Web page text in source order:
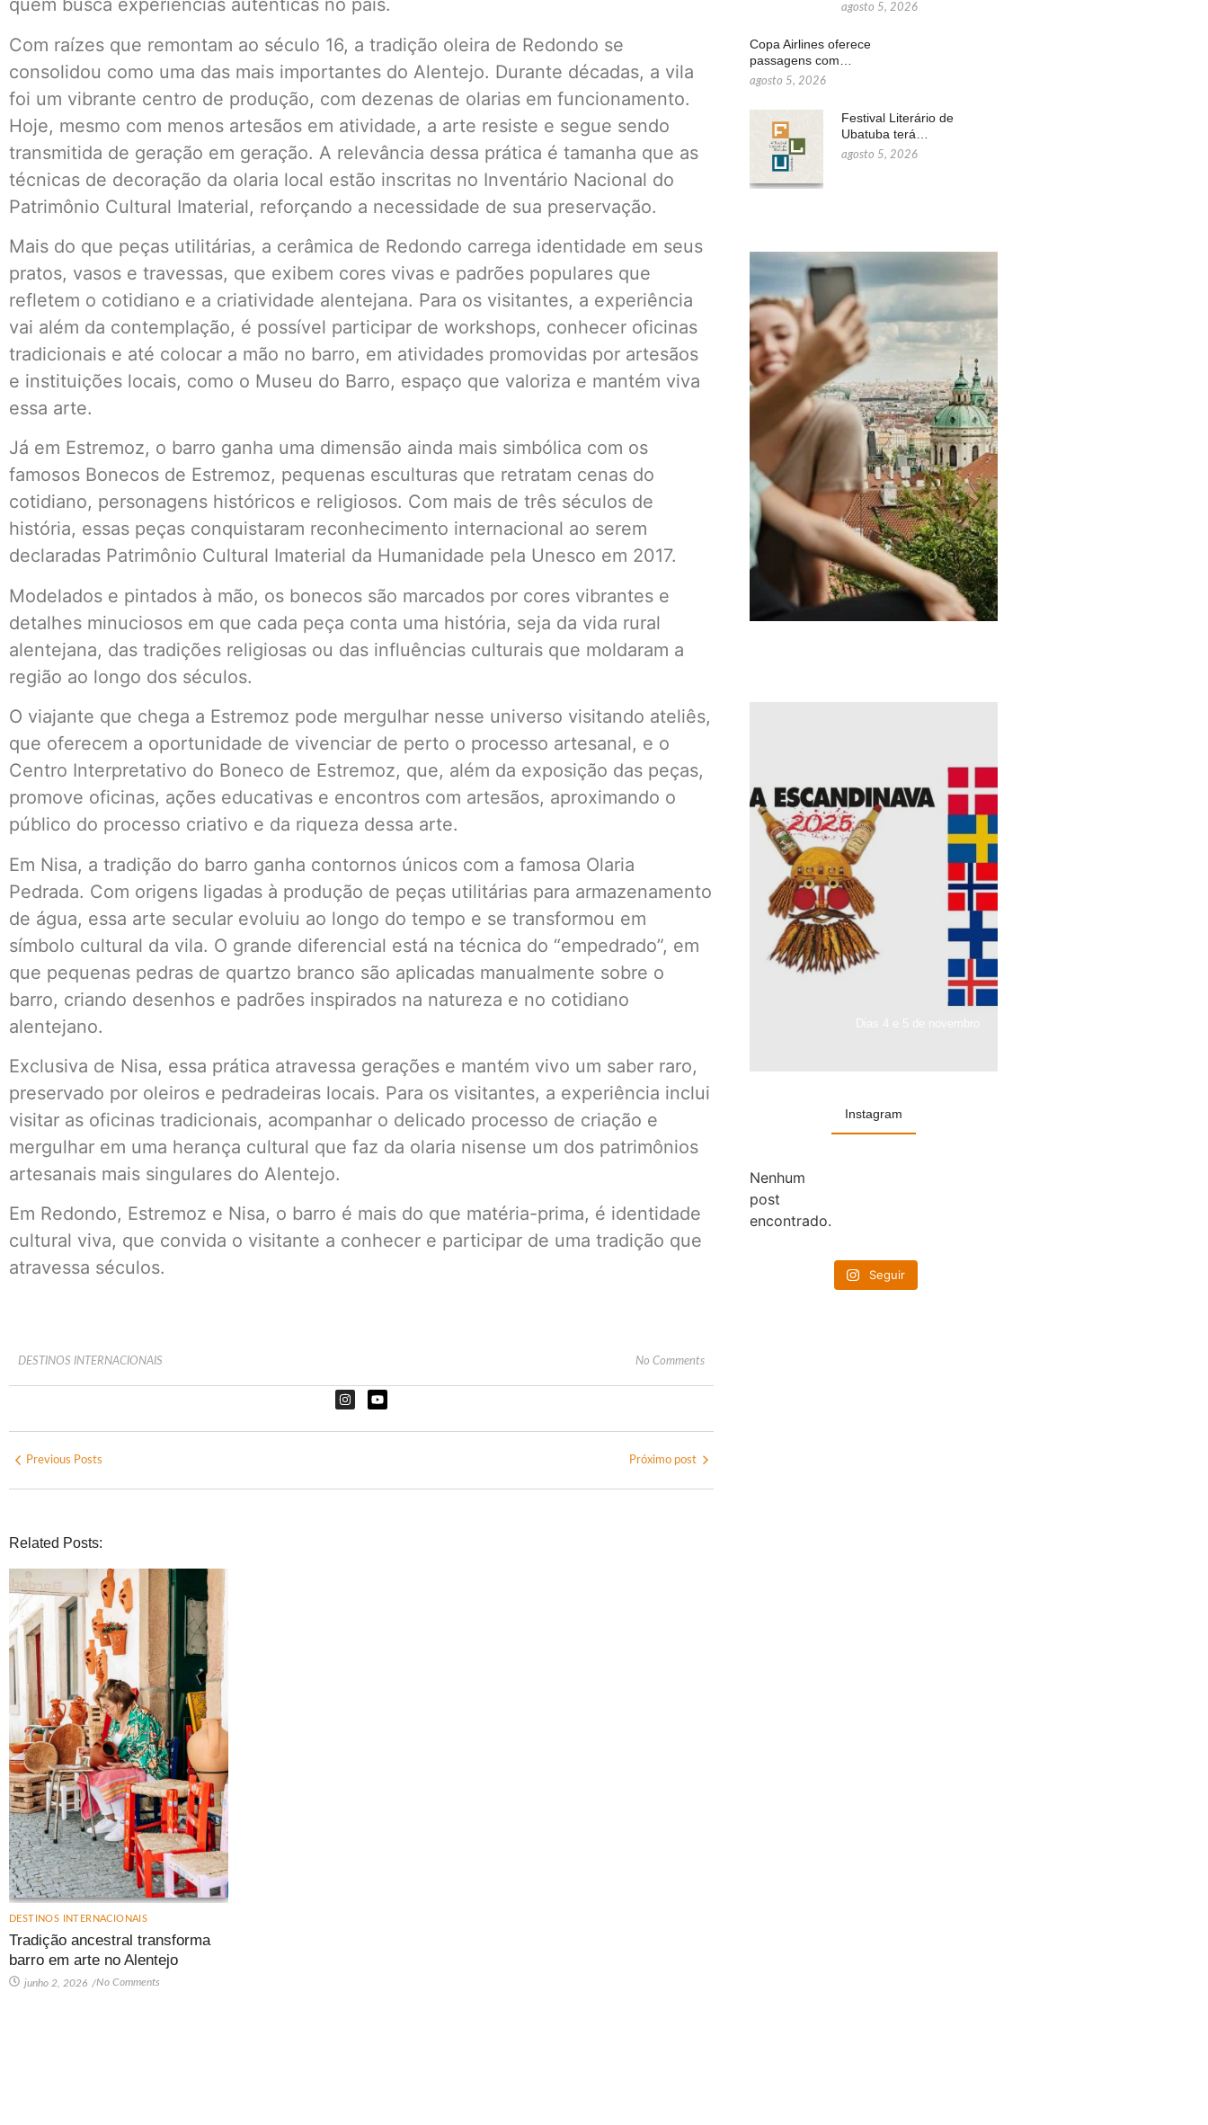
quem busca experiências autênticas no país.
Com raízes que remontam ao século 16, a tradição oleira de Redondo se
consolidou como uma das mais importantes do Alentejo. Durante décadas, a vila
foi um vibrante centro de produção, com dezenas de olarias em funcionamento.
Hoje, mesmo com menos artesãos em atividade, a arte resiste e segue sendo
transmitida de geração em geração. A relevância dessa prática é tamanha que as
técnicas de decoração da olaria local estão inscritas no Inventário Nacional do
Patrimônio Cultural Imaterial, reforçando a necessidade de sua preservação.
Mais do que peças utilitárias, a cerâmica de Redondo carrega identidade em seus
pratos, vasos e travessas, que exibem cores vivas e padrões populares que
refletem o cotidiano e a criatividade alentejana. Para os visitantes, a experiência
vai além da contemplação, é possível participar de workshops, conhecer oficinas
tradicionais e até colocar a mão no barro, em atividades promovidas por artesãos
e instituições locais, como o Museu do Barro, espaço que valoriza e mantém viva
essa arte.
Já em Estremoz, o barro ganha uma dimensão ainda mais simbólica com os
famosos Bonecos de Estremoz, pequenas esculturas que retratam cenas do
cotidiano, personagens históricos e religiosos. Com mais de três séculos de
história, essas peças conquistaram reconhecimento internacional ao serem
declaradas Patrimônio Cultural Imaterial da Humanidade pela Unesco em 2017.
Modelados e pintados à mão, os bonecos são marcados por cores vibrantes e
detalhes minuciosos em que cada peça conta uma história, seja da vida rural
alentejana, das tradições religiosas ou das influências culturais que moldaram a
região ao longo dos séculos.
O viajante que chega a Estremoz pode mergulhar nesse universo visitando ateliês,
que oferecem a oportunidade de vivenciar de perto o processo artesanal, e o
Centro Interpretativo do Boneco de Estremoz, que, além da exposição das peças,
promove oficinas, ações educativas e encontros com artesãos, aproximando o
público do processo criativo e da riqueza dessa arte.
Em Nisa, a tradição do barro ganha contornos únicos com a famosa Olaria
Pedrada. Com origens ligadas à produção de peças utilitárias para armazenamento
de água, essa arte secular evoluiu ao longo do tempo e se transformou em
símbolo cultural da vila. O grande diferencial está na técnica do “empedrado”, em
que pequenas pedras de quartzo branco são aplicadas manualmente sobre o
barro, criando desenhos e padrões inspirados na natureza e no cotidiano
alentejano.
Exclusiva de Nisa, essa prática atravessa gerações e mantém vivo um saber raro,
preservado por oleiros e pedradeiras locais. Para os visitantes, a experiência inclui
visitar as oficinas tradicionais, acompanhar o delicado processo de criação e
mergulhar em uma herança cultural que faz da olaria nisense um dos patrimônios
artesanais mais singulares do Alentejo.
Em Redondo, Estremoz e Nisa, o barro é mais do que matéria-prima, é identidade
cultural viva, que convida o visitante a conhecer e participar de uma tradição que
atravessa séculos.
DESTINOS INTERNACIONAIS No Comments
Previous Posts Próximo post
Related Posts:
DESTINOS INTERNACIONAIS
Tradição ancestral transforma
barro em arte no Alentejo
junho 2, 2026 /No Comments
agosto 5, 2026
Copa Airlines oferece
passagens com…
agosto 5, 2026
Festival Literário de
Ubatuba terá…
agosto 5, 2026
Instagram
Nenhum
post
encontrado.
Seguir